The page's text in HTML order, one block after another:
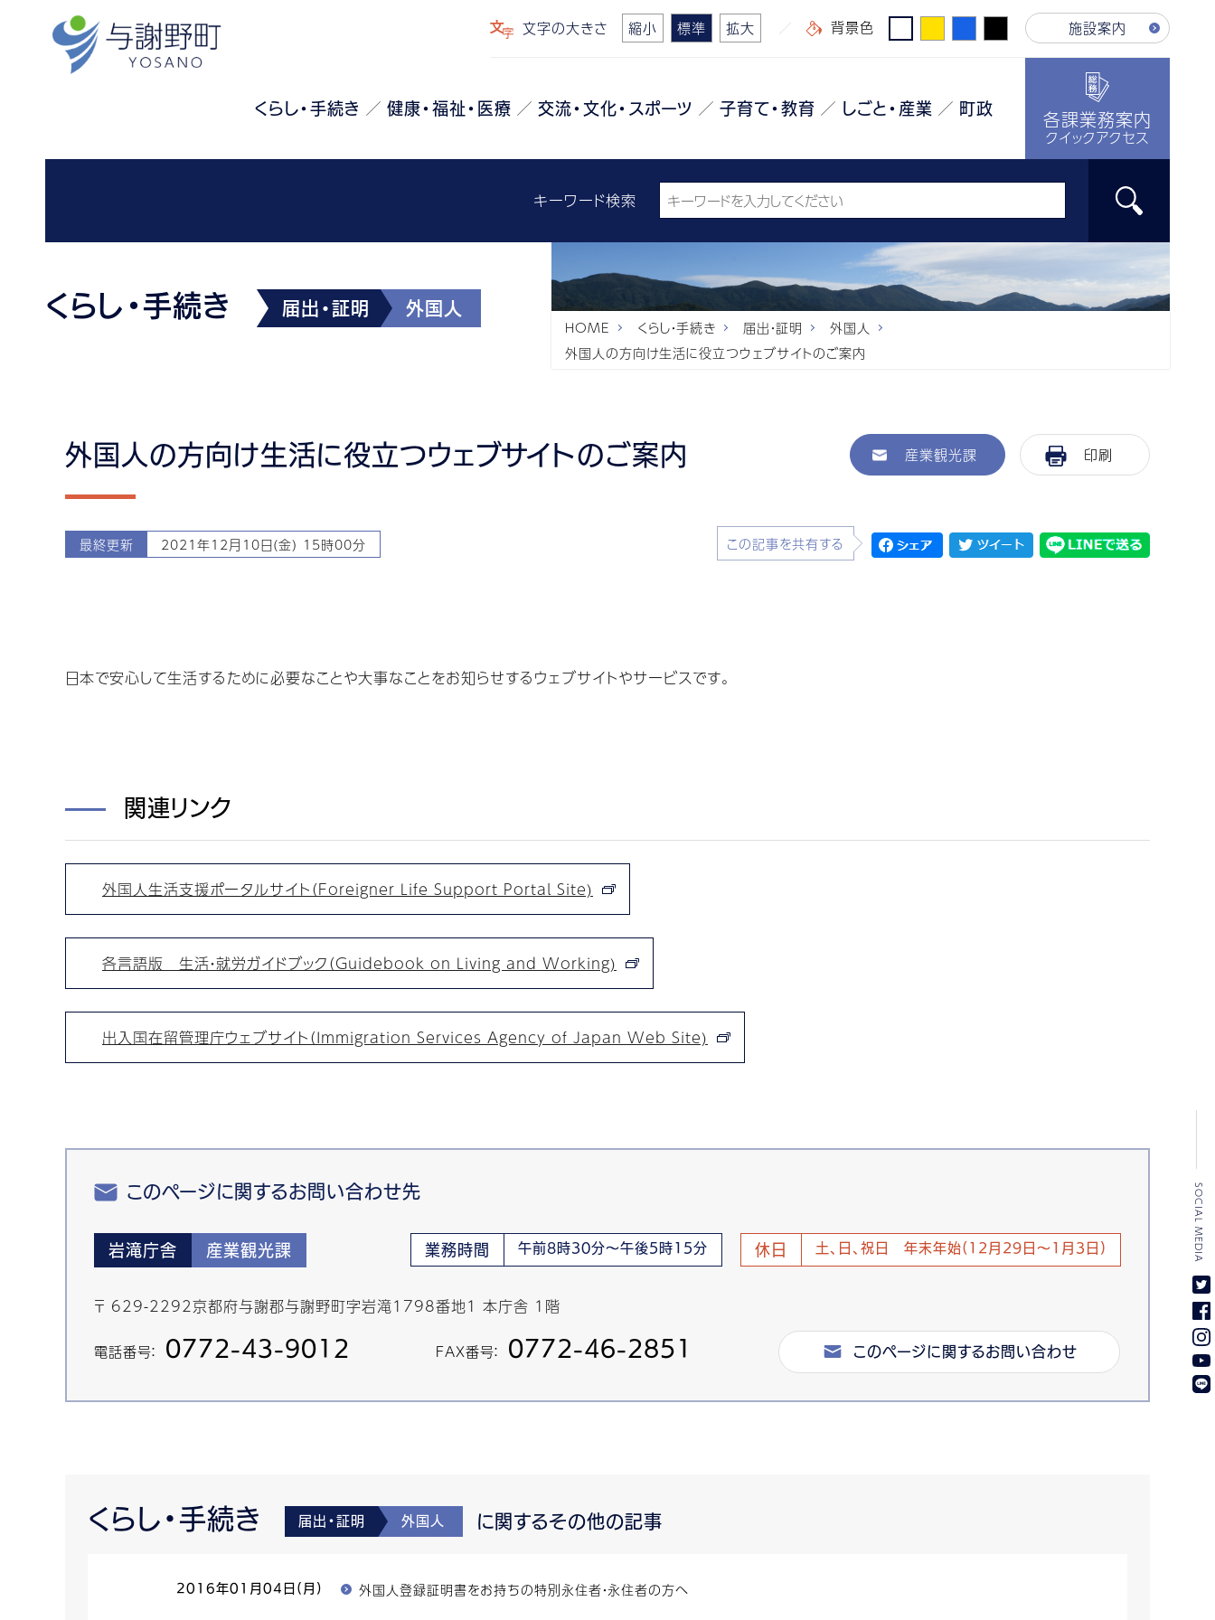
文字の大きさ 縮小 標準 拡大 背景色 施設案内
くらし・手続き 健康・福祉・医療 交流・文化・スポーツ 子育て・教育 しごと・産業 町政 各課業務案内
クイックアクセス
キーワード検索
くらし・手続き 届出・証明 外国人
HOME くらし・手続き 届出・証明
外国人
外国人の方向け生活に役立つウェブサイトのご案内
外国人の方向け生活に役立つウェブサイトのご案内 産業観光課 印刷
最終更新 2021年12月10日(金) 15時00分 この記事を共有する
日本で安心して生活するために必要なことや大事なことをお知らせするウェブサイトやサービスです。
関連リンク
外国人生活支援ポータルサイト（Foreigner Life Support Portal Site)
各言語版 生活・就労ガイドブック（Guidebook on Living and Working)
出入国在留管理庁ウェブサイト（Immigration Services Agency of Japan Web Site)
このページに関するお問い合わせ先
岩滝庁舎 産業観光課 業務時間 午前8時30分～午後5時15分 休日 土、日、祝日 年末年始(12月29日～1月3日)
〒 629-2292京都府与謝郡与謝野町字岩滝1798番地1 本庁舎 1階
電話番号： 0772-43-9012 FAX番号： 0772-46-2851 このページに関するお問い合わせ
くらし・手続き 届出・証明 外国人 に関するその他の記事
2016年01月04日(月) 外国人登録証明書をお持ちの特別永住者・永住者の方へ
SOCIAL MEDIA